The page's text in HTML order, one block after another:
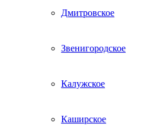
Дмитровское
Звенигородское
Калужское
Каширское